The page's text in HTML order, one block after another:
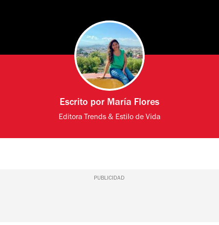
Escrito por María Flores
Editora Trends & Estilo de Vida
PUBLICIDAD